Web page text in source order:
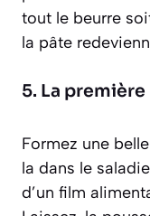
tout le beurre
la pâte
5. La
Formez une
la dans le
d’un film